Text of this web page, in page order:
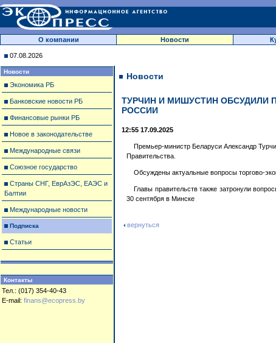
О компании Новости
07.08.2026
Новости
Экономика РБ
Банковские новости РБ
Финансовые рынки РБ
Новое в законодательстве
Международные связи
Союзное государство
Страны СНГ, ЕврАзЭС, ЕАЭС и
Балтии
Международные новости
Подписка
Статьи
Контакты
Тел.: (017) 354-40-43
E-mail: finans@ecopress.by
Новости
ТУРЧИН И МИШУСТИН ОБСУДИЛИ
РОССИИ
12:55 17.09.2025
Премьер-министр Беларуси Александр
Правительства.
Обсуждены актуальные вопросы торгово-
Главы правительств также затронули
30 сентября в Минске
вернуться